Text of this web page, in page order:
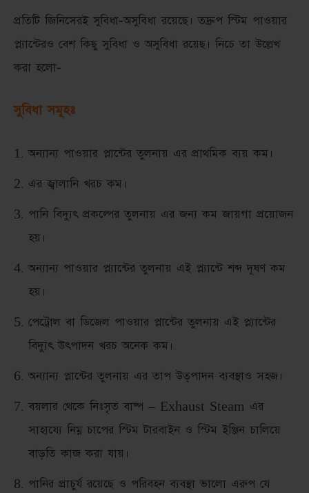
প্রতিটি জিনিসেরই সুবিধা-অসুবিধা রয়েছে। তদ্রুপ স্টিম পাওয়ার
প্ল্যান্টেরও বেশ কিছু সুবিধা ও অসুবিধা রয়েছ। নিচে তা উল্লেখ
করা হলো-
সুবিধা সমূহঃ
অন্যান্য পাওয়ার প্লান্টের তুলনায় এর প্রাথমিক ব্যয় কম।
এর জ্বালানি খরচ কম।
পানি বিদ্যুৎ প্রকল্পের তুলনায় এর জন্য কম জায়গা প্রয়োজন
হয়।
অন্যান্য পাওয়ার প্ল্যান্টের তুলনায় এই প্ল্যান্টে শব্দ দূষণ কম
হয়।
পেট্রোল বা ডিজেল পাওয়ার প্লান্টের তুলনায় এই প্ল্যান্টের
বিদ্যুৎ উৎপাদন খরচ অনেক কম।
অন্যান্য প্লান্টের তুলনায় এর তাপ উত্পাদন ব্যবস্থাও সহজ।
বয়লার থেকে নিঃসৃত বাষ্প – Exhaust Steam এর
সাহায্যে নিম্ন চাপের স্টিম টারবাইন ও স্টিম ইঞ্জিন চালিয়ে
বাড়তি কাজ করা যায়।
পানির প্রাচুর্য রয়েছে ও পরিবহন ব্যবস্থা ভালো এরুপ যে